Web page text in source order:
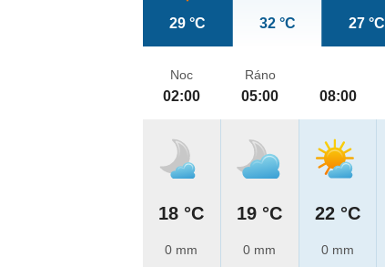
29 °C 32 °C 27 °C
Noc
02:00
18 °C
0 mm
Ráno
05:00
19 °C
0 mm
08:00
22 °C
0 mm